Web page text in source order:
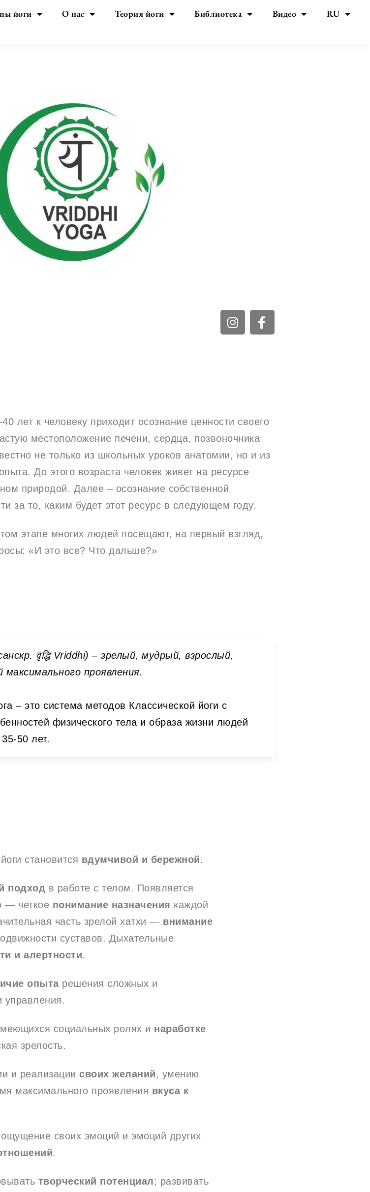
йоги О нас Теория йоги Библиотека Видео RU
лет к человеку приходит осознание ценности своего
местоположение печени, сердца, позвоночника
не только из школьных уроков анатомии, но и из
До этого возраста человек живет на ресурсе
природой. Далее – осознание собственной
за то, каким будет этот ресурс в следующем году.
этапе многих людей посещают, на первый взгляд,
«И это все? Что дальше?»
वृद्धि Vriddhi) –зрелый, мудрый, взрослый,
проявления.
– это система методов Классической йоги с
физического тела и образа жизни людей
50 лет.
становится вдумчивой и бережной.
подход в работе с телом. Появляется
— четкое понимание назначения каждой
часть зрелой хатхи — внимание
суставов. Дыхательные
и алертности.
опытарешения сложных и
управления.
социальных ролях и наработке
зрелость.
и реализациисвоих желаний, умению
максимального проявления вкуса к
своих эмоций и эмоций других
.
творческий потенциал; развивать